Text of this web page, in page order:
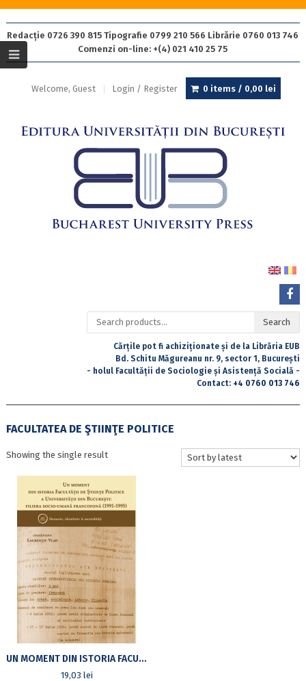
Redacție 0726 390 815 Tipografie 0799 210 566 Librărie 0760 013 746
Comenzi on-line: +(4) 021 410 25 75
Welcome, Guest Login / Register 0 items / 0,00 lei
Search
for:
Search
Cărțile pot fi achiziționate și de la Librăria EUB
Bd. Schitu Măgureanu nr. 9, sector 1, București
- holul Facultății de Sociologie și Asistență Socială -
Contact: +4 0760 013 746
FACULTATEA DE ŞTIINŢE POLITICE
Showing the single result
UN MOMENT DIN ISTORIA FACULTĂŢII DE ŞTIINŢE POLITICE A UNIVERSITĂŢII DIN BUCUREŞTI: FILIERA SOCIO-UMANĂ FRANCOFONĂ: (1991-1995)
19,03 lei